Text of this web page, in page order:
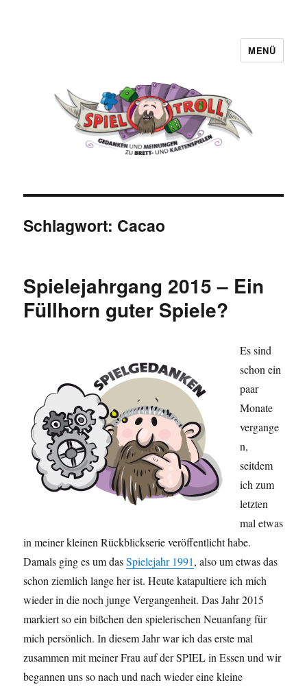
MENÜ
Schlagwort: Cacao
Spielejahrgang 2015 – Ein
Füllhorn guter Spiele?
Es sind
schon ein
paar
Monate
vergange
n,
seitdem
ich zum
letzten
mal etwas
in meiner kleinen Rückblickserie veröffentlicht habe.
Damals ging es um dasSpielejahr 1991, also um etwas das
schon ziemlich lange her ist. Heute katapultiere ich mich
wieder in die noch junge Vergangenheit. Das Jahr 2015
markiert so ein bißchen den spielerischen Neuanfang für
mich persönlich. In diesem Jahr war ich das erste mal
zusammen mit meiner Frau auf der SPIEL in Essen und wir
begannen uns so nach und nach wieder eine kleine